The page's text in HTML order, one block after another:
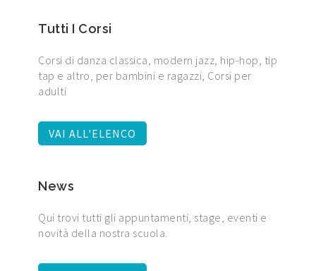
Tutti I Corsi
Corsi di danza classica, modern jazz, hip-hop, tip
tap e altro, per bambini e ragazzi, Corsi per
adulti
VAI ALL'ELENCO
News
Qui trovi tutti gli appuntamenti, stage, eventi e
novità della nostra scuola.